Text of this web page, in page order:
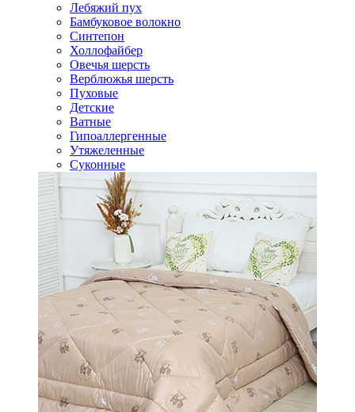
Лебяжий пух
Бамбуковое волокно
Синтепон
Холлофайбер
Овечья шерсть
Верблюжья шерсть
Пуховые
Детские
Ватные
Гипоаллергенные
Утяжеленные
Суконные